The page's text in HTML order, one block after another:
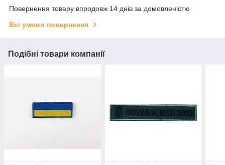
Повернення товару впродовж 14 днів за домовленістю
Всі умови повернення
Подібні товари компанії